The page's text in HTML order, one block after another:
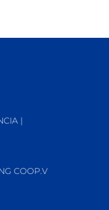
|
COOP.V